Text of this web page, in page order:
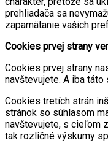
prehliadača sa
zapamätanie vašich
Cookies prvej strany
Cookies prvej strany
navštevujete. A iba
Cookies tretích strán
stránok so súhlasom
navštevujete, s cieľom
tak rozličné výskumy